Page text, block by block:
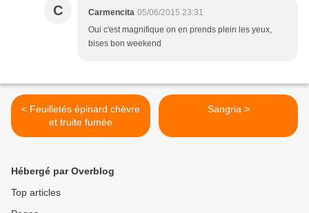
C Carmencita 05/06/2015 23:31
Oui c'est magnifique on en prends plein les yeux,
bises bon weekend
< Feuilletés épinard chèvre
et truite fumée
Sangria >
Hébergé par Overblog
Top articles